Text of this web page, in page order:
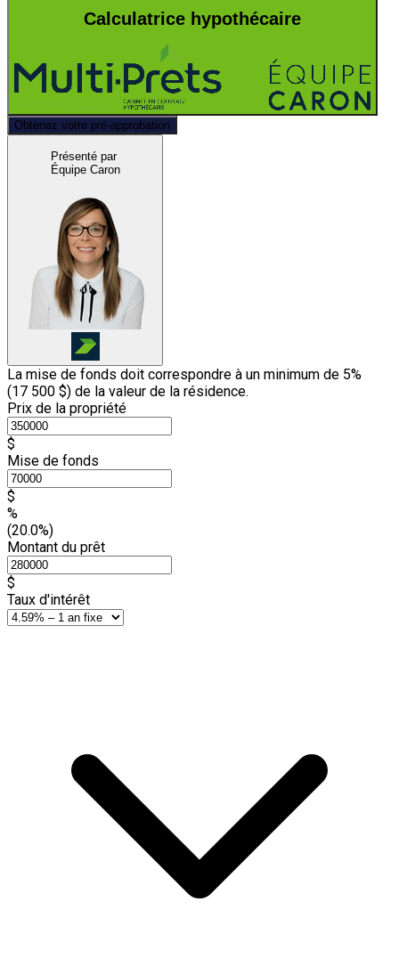
Calculatrice hypothécaire
Obtenez votre pré-approbation
Présenté par
Équipe Caron
La mise de fonds doit correspondre à un minimum de 5%
(17 500 $) de la valeur de la résidence.
Prix de la propriété
$
Mise de fonds
$
%
(20.0%)
Montant du prêt
$
Taux d'intérêt